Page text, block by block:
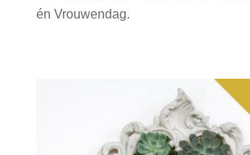
én Vrouwendag.